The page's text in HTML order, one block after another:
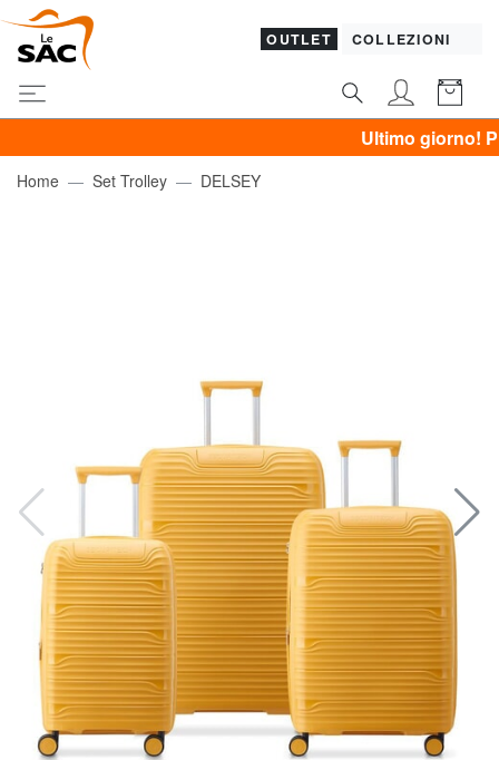
OUTLET COLLEZIONI
Ultimo giorno!
Home Set Trolley DELSEY